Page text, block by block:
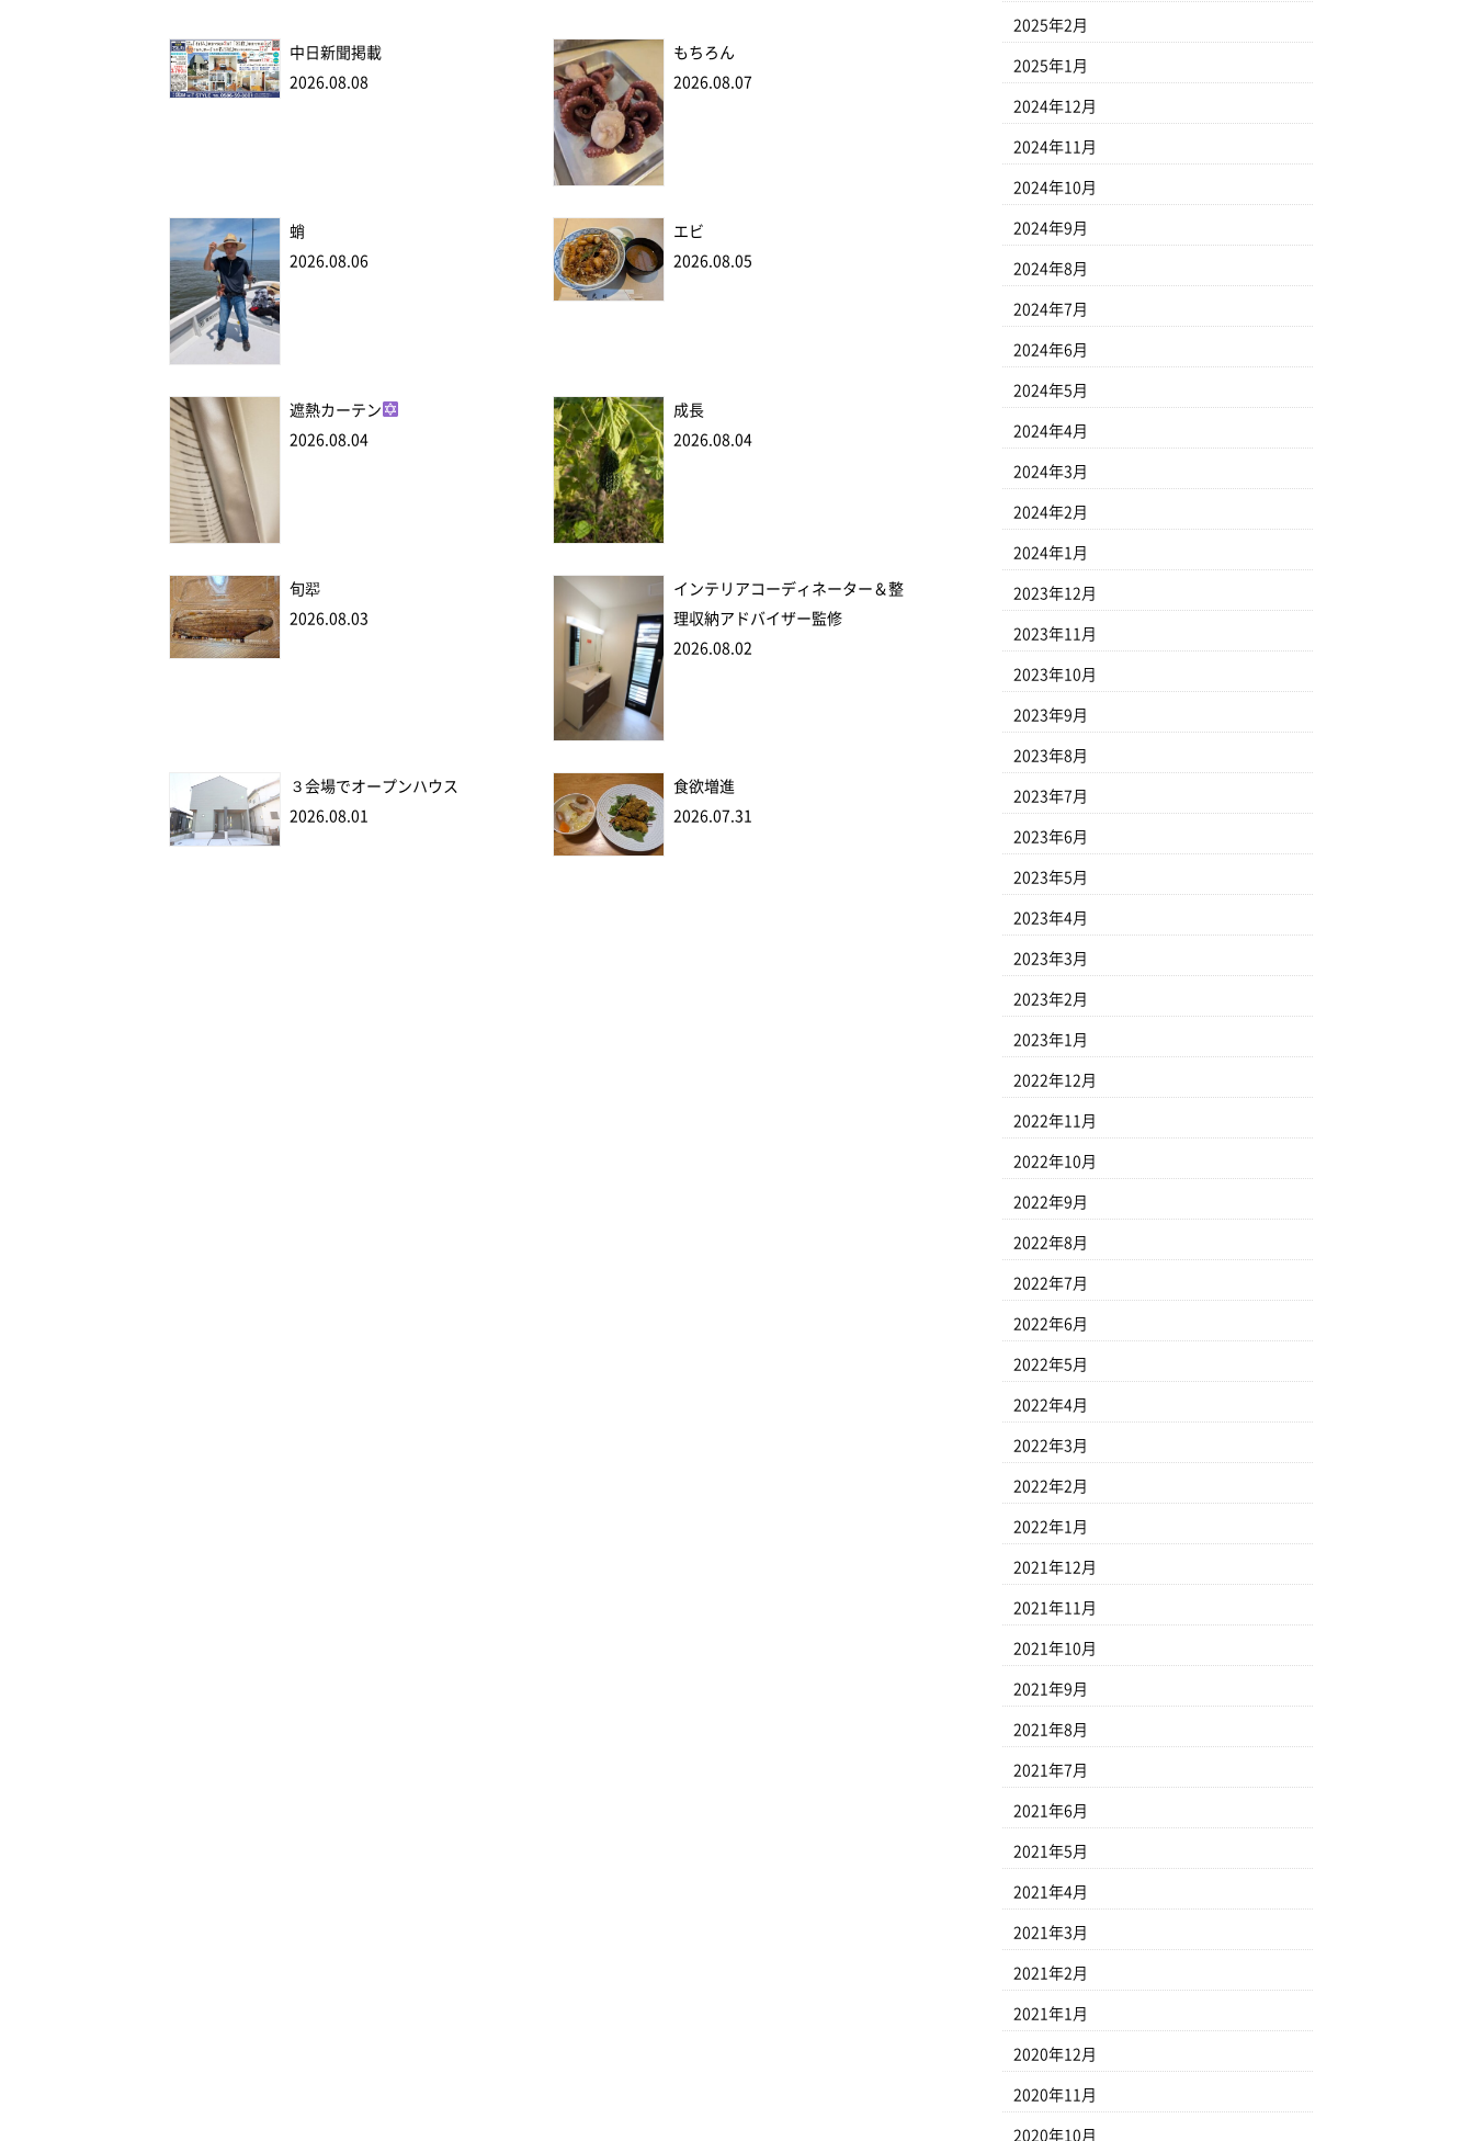
中日新聞掲載
2026.08.08
もちろん
2026.08.07
蛸
2026.08.06
エビ
2026.08.05
遮熱カーテン
2026.08.04
成長
2026.08.04
旬翆
2026.08.03
インテリアコーディネーター＆整
理収納アドバイザー監修
2026.08.02
３会場でオープンハウス
2026.08.01
食欲増進
2026.07.31
2025年2月
2025年1月
2024年12月
2024年11月
2024年10月
2024年9月
2024年8月
2024年7月
2024年6月
2024年5月
2024年4月
2024年3月
2024年2月
2024年1月
2023年12月
2023年11月
2023年10月
2023年9月
2023年8月
2023年7月
2023年6月
2023年5月
2023年4月
2023年3月
2023年2月
2023年1月
2022年12月
2022年11月
2022年10月
2022年9月
2022年8月
2022年7月
2022年6月
2022年5月
2022年4月
2022年3月
2022年2月
2022年1月
2021年12月
2021年11月
2021年10月
2021年9月
2021年8月
2021年7月
2021年6月
2021年5月
2021年4月
2021年3月
2021年2月
2021年1月
2020年12月
2020年11月
2020年10月